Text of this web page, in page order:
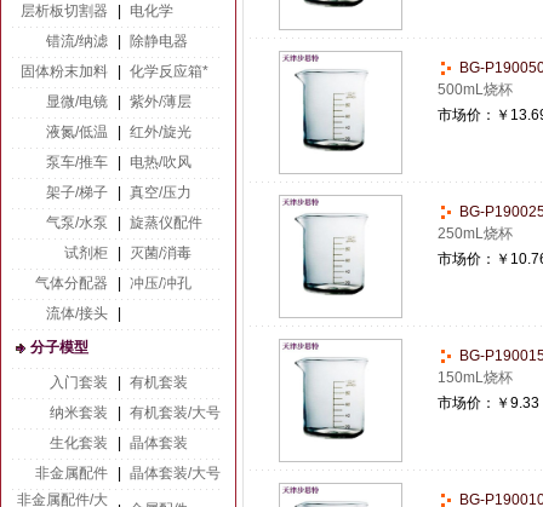
层析板切割器
电化学
错流/纳滤
除静电器
固体粉末加料
化学反应箱*
显微/电镜
紫外/薄层
液氮/低温
红外/旋光
泵车/推车
电热/吹风
架子/梯子
真空/压力
气泵/水泵
旋蒸仪配件
试剂柜
灭菌/消毒
气体分配器
冲压/冲孔
流体/接头
分子模型
入门套装
有机套装
纳米套装
有机套装/大号
生化套装
晶体套装
非金属配件
晶体套装/大号
非金属配件/大
BG-
500mL烧杯
市场价： ￥
BG-
250mL烧杯
市场价： ￥
BG-
150mL烧杯
市场价： ￥9.33
BG-